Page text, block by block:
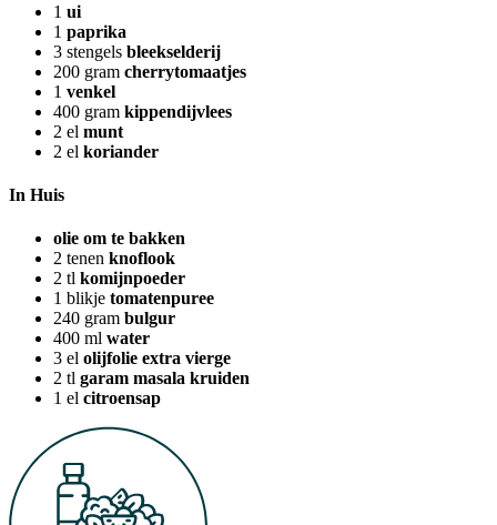
1 ui
1 paprika
3 stengels bleekselderij
200 gram cherrytomaatjes
1 venkel
400 gram kippendijvlees
2 el munt
2 el koriander
In Huis
olie om te bakken
2 tenen knoflook
2 tl komijnpoeder
1 blikje tomatenpuree
240 gram bulgur
400 ml water
3 el olijfolie extra vierge
2 tl garam masala kruiden
1 el citroensap